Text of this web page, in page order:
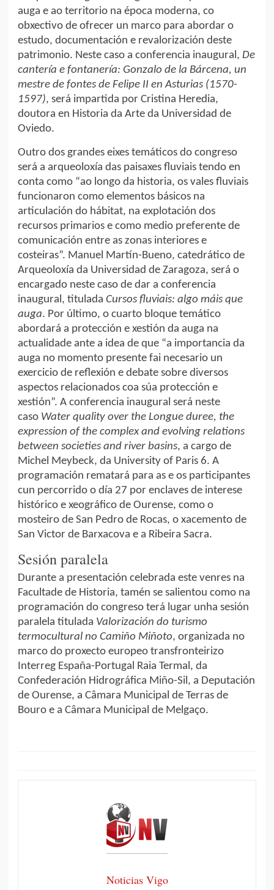
auga e ao territorio na época moderna, co
obxectivo de ofrecer un marco para abordar o
estudo, documentación e revalorización deste
patrimonio. Neste caso a conferencia inaugural, De
cantería e fontanería: Gonzalo de la Bárcena, un
mestre de fontes de Felipe II en Asturias (1570-
1597), será impartida por Cristina Heredia,
doutora en Historia da Arte da Universidad de
Oviedo.
Outro dos grandes eixes temáticos do congreso
será a arqueoloxía das paisaxes fluviais tendo en
conta como “ao longo da historia, os vales fluviais
funcionaron como elementos básicos na
articulación do hábitat, na explotación dos
recursos primarios e como medio preferente de
comunicación entre as zonas interiores e
costeiras”. Manuel Martín-Bueno, catedrático de
Arqueoloxía da Universidad de Zaragoza, será o
encargado neste caso de dar a conferencia
inaugural, titulada Cursos fluviais: algo máis que
auga. Por último, o cuarto bloque temático
abordará a protección e xestión da auga na
actualidade ante a idea de que “a importancia da
auga no momento presente fai necesario un
exercicio de reflexión e debate sobre diversos
aspectos relacionados coa súa protección e
xestión”. A conferencia inaugural será neste
caso Water quality over the Longue duree, the
expression of the complex and evolving relations
between societies and river basins, a cargo de
Michel Meybeck, da University of Paris 6. A
programación rematará para as e os participantes
cun percorrido o día 27 por enclaves de interese
histórico e xeográfico de Ourense, como o
mosteiro de San Pedro de Rocas, o xacemento de
San Victor de Barxacova e a Ribeira Sacra.
Sesión paralela
Durante a presentación celebrada este venres na
Facultade de Historia, tamén se salientou como na
programación do congreso terá lugar unha sesión
paralela titulada Valorización do turismo
termocultural no Camiño Miñoto, organizada no
marco do proxecto europeo transfronteirizo
Interreg España-Portugal Raia Termal, da
Confederación Hidrográfica Miño-Sil, a Deputación
de Ourense, a Câmara Municipal de Terras de
Bouro e a Câmara Municipal de Melgaço.
Noticias Vigo